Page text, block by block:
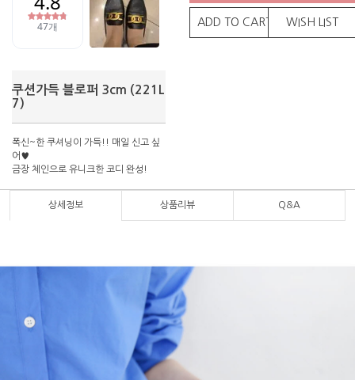
쿠션가득 블로퍼 3cm (221L
7)
폭신~한 쿠셔닝이 가득!! 매일 신고 싶
어♥
금장 체인으로 유니크한 코디 완성!
ADD TO CART WISH LIST
상세정보 상품리뷰 Q&A